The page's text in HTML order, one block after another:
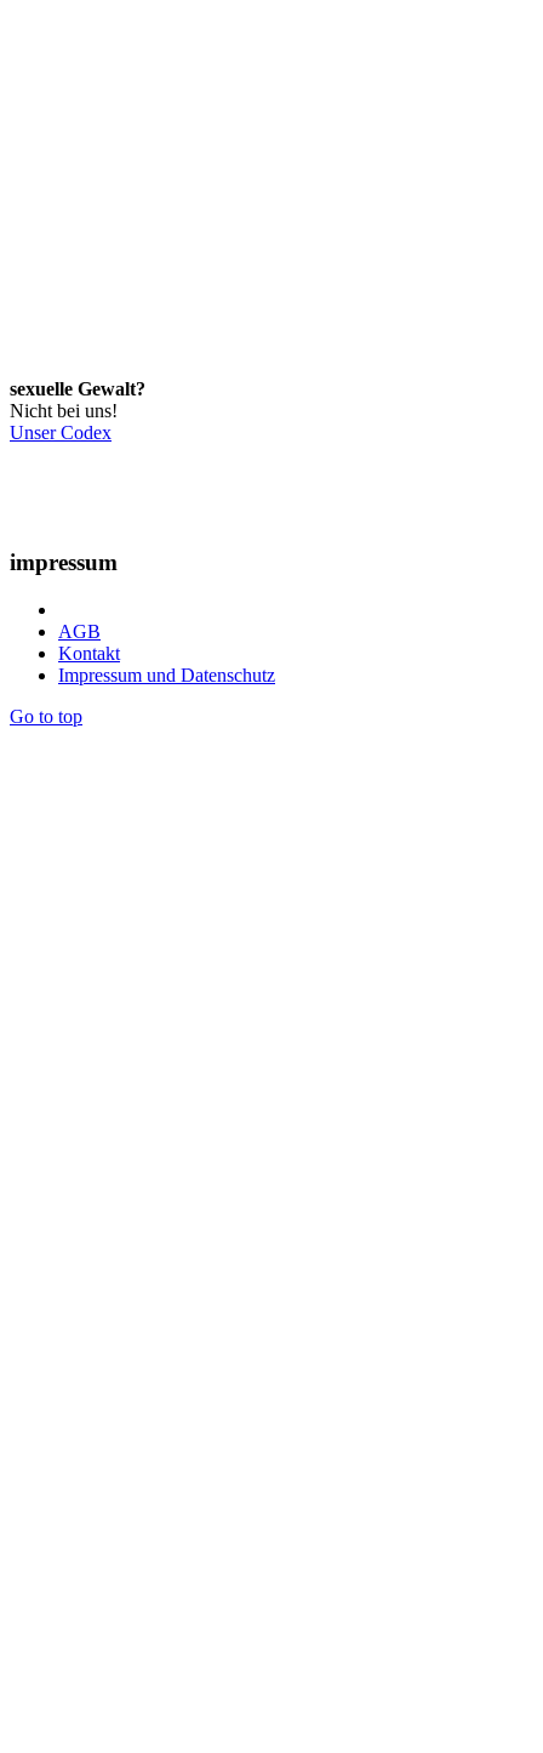
sexuelle Gewalt?
Nicht bei uns!
Unser Codex
impressum
AGB
Kontakt
Impressum und Datenschutz
Go to top